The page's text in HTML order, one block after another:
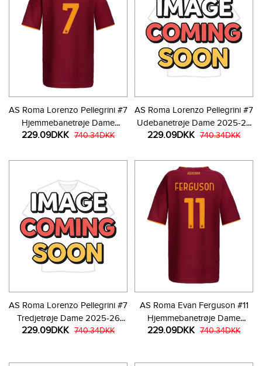
AS Roma Lorenzo Pellegrini #7
Hjemmebanetrøje Dame
2025-26 Kortærmet
229.09DKK 740.34DKK
AS Roma Lorenzo Pellegrini #7
Udebanetrøje Dame 2025-26
Kortærmet
229.09DKK 740.34DKK
AS Roma Lorenzo Pellegrini #7
Tredjetrøje Dame 2025-26
Kortærmet
229.09DKK 740.34DKK
AS Roma Evan Ferguson #11
Hjemmebanetrøje Dame
2025-26 Kortærmet
229.09DKK 740.34DKK